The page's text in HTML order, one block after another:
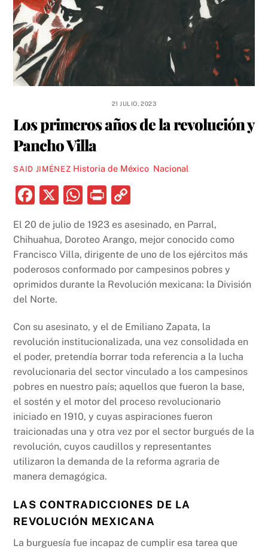
21 JULIO, 2023
Los primeros años de la revolución y
Pancho Villa
SAID JIMÉNEZ Historia de México Nacional
F
c
e
b
o
o
k
X
W
at
s
A
p
P
nt p
y
Li
n
El 20 de julio de 1923 es asesinado, en Parral,
Chihuahua, Doroteo Arango, mejor conocido como
Francisco Villa, dirigente de uno de los ejércitos más
poderosos conformado por campesinos pobres y
oprimidos durante la Revolución mexicana: la División
del Norte.
Con su asesinato, y el de Emiliano Zapata, la
revolución institucionalizada, una vez consolidada en
el poder, pretendía borrar toda referencia a la lucha
revolucionaria del sector vinculado a los campesinos
pobres en nuestro país; aquellos que fueron la base,
el sostén y el motor del proceso revolucionario
iniciado en 1910, y cuyas aspiraciones fueron
traicionadas una y otra vez por el sector burgués de la
revolución, cuyos caudillos y representantes
utilizaron la demanda de la reforma agraria de
manera demagógica.
LAS CONTRADICCIONES DE LA
REVOLUCIÓN MEXICANA
La burguesía fue incapaz de cumplir esa tarea que